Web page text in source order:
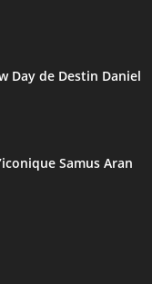
Day de Destin Daniel
Samus Aran